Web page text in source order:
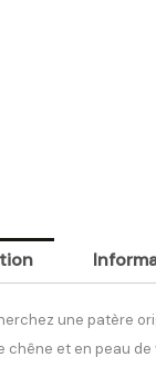
une patère
chêne et en peau